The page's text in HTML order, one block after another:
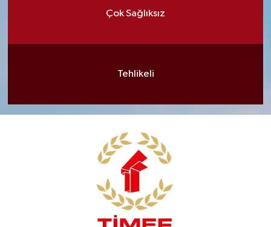
Çok Sağlıksız
Tehlikeli